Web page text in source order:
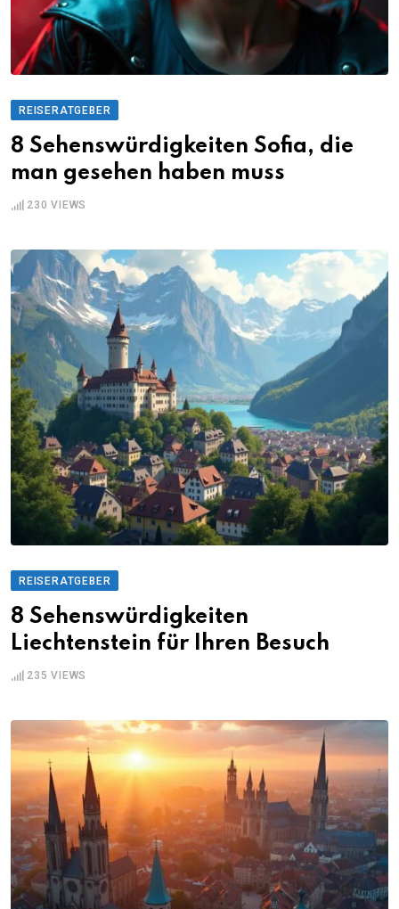
REISERATGEBER
8 Sehenswürdigkeiten Sofia, die
man gesehen haben muss
230 VIEWS
REISERATGEBER
8 Sehenswürdigkeiten
Liechtenstein für Ihren Besuch
235 VIEWS